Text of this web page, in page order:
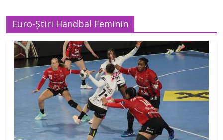
Euro-Știri Handbal Feminin